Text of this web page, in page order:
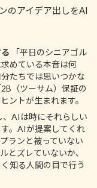
のアイデア出しをAI
「平日のシニアゴル
めている本音は何
たちでは思いつかな
（ツーサム）保証の
ントが生まれます。
AIは時にそれらしい
。AIが提案してくれ
ランと被っていない
とズレていないか、
知る人間の目で行う